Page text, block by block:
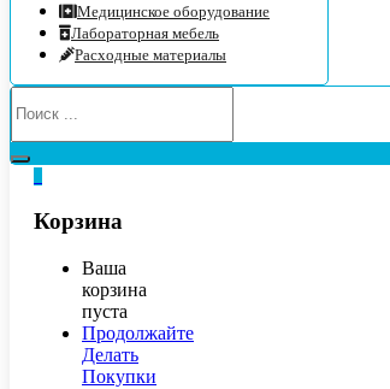
Медицинское оборудование
Лабораторная мебель
Расходные материалы
Корзина
Ваша
корзина
пуста
Продолжайте
Делать
Покупки